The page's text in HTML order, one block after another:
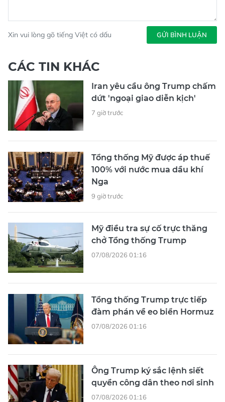
Xin vui lòng gõ tiếng Việt có dấu GỬI BÌNH LUẬN
CÁC TIN KHÁC
Iran yêu cầu ông Trump chấm
dứt 'ngoại giao diễn kịch'
7 giờ trước
Tổng thống Mỹ được áp thuế
100% với nước mua dầu khí
Nga
9 giờ trước
Mỹ điều tra sự cố trực thăng
chở Tổng thống Trump
07/08/2026 01:16
Tổng thống Trump trực tiếp
đàm phán về eo biển Hormuz
07/08/2026 01:16
Ông Trump ký sắc lệnh siết
quyền công dân theo nơi sinh
07/08/2026 01:16